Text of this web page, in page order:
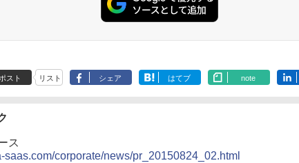
ポスト リスト シェア はてブ note
ス
saas.com/corporate/news/pr_20150824_02.html